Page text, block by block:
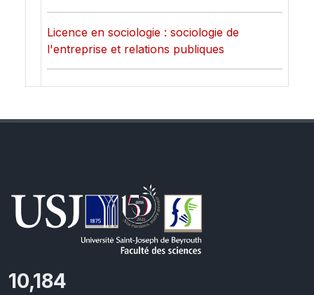
Licence en sociologie : sociologie de
l'entreprise et relations publiques
11,110